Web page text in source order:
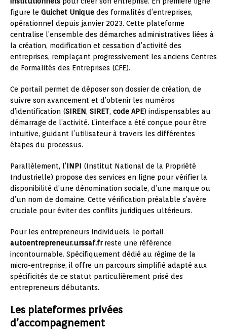
figure le Guichet Unique des formalités d’entreprises,
opérationnel depuis janvier 2023. Cette plateforme
centralise l’ensemble des démarches administratives liées à
la création, modification et cessation d’activité des
entreprises, remplaçant progressivement les anciens Centres
de Formalités des Entreprises (CFE).
Ce portail permet de déposer son dossier de création, de
suivre son avancement et d’obtenir les numéros
d’identification (SIREN, SIRET, code APE) indispensables au
démarrage de l’activité. L’interface a été conçue pour être
intuitive, guidant l’utilisateur à travers les différentes
étapes du processus.
Parallèlement, l’INPI (Institut National de la Propriété
Industrielle) propose des services en ligne pour vérifier la
disponibilité d’une dénomination sociale, d’une marque ou
d’un nom de domaine. Cette vérification préalable s’avère
cruciale pour éviter des conflits juridiques ultérieurs.
Pour les entrepreneurs individuels, le portail
autoentrepreneur.urssaf.frreste une référence
incontournable. Spécifiquement dédié au régime de la
micro-entreprise, il offre un parcours simplifié adapté aux
spécificités de ce statut particulièrement prisé des
entrepreneurs débutants.
Les plateformes privées
d’accompagnement